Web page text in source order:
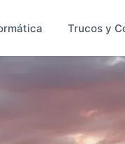
Trucos y